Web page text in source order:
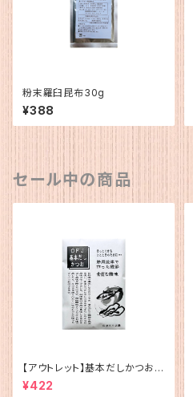
粉末羅臼昆布30g
¥388
セール中の商品
【アウトレット】基本だしかつお
（5g×12）
¥422